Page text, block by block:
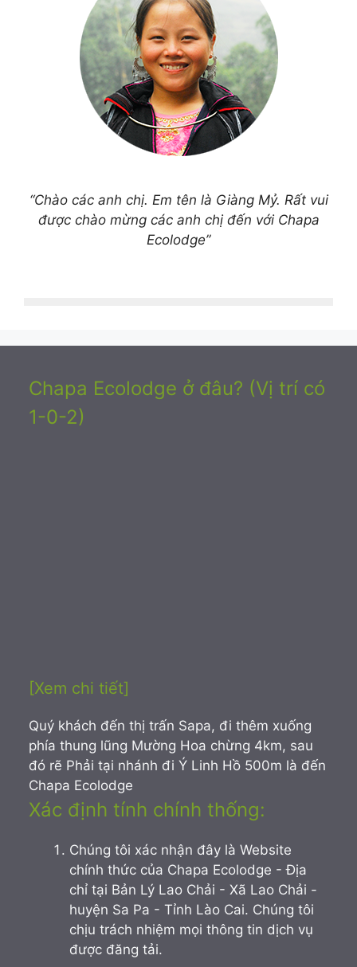
“Chào các anh chị. Em tên là Giàng Mỷ. Rất vui
được chào mừng các anh chị đến với Chapa
Ecolodge”
Chapa Ecolodge ở đâu? (Vị trí có
1-0-2)
[Xem chi tiết]
Quý khách đến thị trấn Sapa, đi thêm xuống
phía thung lũng Mường Hoa chừng 4km, sau
đó rẽ Phải tại nhánh đi Ý Linh Hồ 500m là đến
Chapa Ecolodge
Xác định tính chính thống:
Chúng tôi xác nhận đây là Website
chính thức của Chapa Ecolodge - Địa
chỉ tại Bản Lý Lao Chải - Xã Lao Chải -
huyện Sa Pa - Tỉnh Lào Cai. Chúng tôi
chịu trách nhiệm mọi thông tin dịch vụ
được đăng tải.